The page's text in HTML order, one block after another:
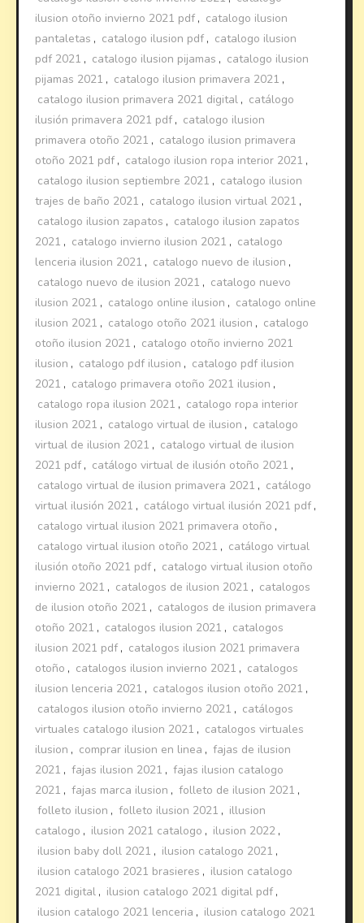
ilusion otoño invierno 2021 pdf , catalogo ilusion
pantaletas , catalogo ilusion pdf , catalogo ilusion
pdf 2021 , catalogo ilusion pijamas , catalogo ilusion
pijamas 2021 , catalogo ilusion primavera 2021 ,
catalogo ilusion primavera 2021 digital , catálogo
ilusión primavera 2021 pdf , catalogo ilusion
primavera otoño 2021 , catalogo ilusion primavera
otoño 2021 pdf , catalogo ilusion ropa interior 2021 ,
catalogo ilusion septiembre 2021 , catalogo ilusion
trajes de baño 2021 , catalogo ilusion virtual 2021 ,
catalogo ilusion zapatos , catalogo ilusion zapatos
2021 , catalogo invierno ilusion 2021 , catalogo
lenceria ilusion 2021 , catalogo nuevo de ilusion ,
catalogo nuevo de ilusion 2021 , catalogo nuevo
ilusion 2021 , catalogo online ilusion , catalogo online
ilusion 2021 , catalogo otoño 2021 ilusion , catalogo
otoño ilusion 2021 , catalogo otoño invierno 2021
ilusion , catalogo pdf ilusion , catalogo pdf ilusion
2021 , catalogo primavera otoño 2021 ilusion ,
catalogo ropa ilusion 2021 , catalogo ropa interior
ilusion 2021 , catalogo virtual de ilusion , catalogo
virtual de ilusion 2021 , catalogo virtual de ilusion
2021 pdf , catálogo virtual de ilusión otoño 2021 ,
catalogo virtual de ilusion primavera 2021 , catálogo
virtual ilusión 2021 , catálogo virtual ilusión 2021 pdf ,
catalogo virtual ilusion 2021 primavera otoño ,
catalogo virtual ilusion otoño 2021 , catálogo virtual
ilusión otoño 2021 pdf , catalogo virtual ilusion otoño
invierno 2021 , catalogos de ilusion 2021 , catalogos
de ilusion otoño 2021 , catalogos de ilusion primavera
otoño 2021 , catalogos ilusion 2021 , catalogos
ilusion 2021 pdf , catalogos ilusion 2021 primavera
otoño , catalogos ilusion invierno 2021 , catalogos
ilusion lenceria 2021 , catalogos ilusion otoño 2021 ,
catalogos ilusion otoño invierno 2021 , catálogos
virtuales catalogo ilusion 2021 , catalogos virtuales
ilusion , comprar ilusion en linea , fajas de ilusion
2021 , fajas ilusion 2021 , fajas ilusion catalogo
2021 , fajas marca ilusion , folleto de ilusion 2021 ,
folleto ilusion , folleto ilusion 2021 , illusion
catalogo , ilusion 2021 catalogo , ilusion 2022 ,
ilusion baby doll 2021 , ilusion catalogo 2021 ,
ilusion catalogo 2021 brasieres , ilusion catalogo
2021 digital , ilusion catalogo 2021 digital pdf ,
ilusion catalogo 2021 lenceria , ilusion catalogo 2021